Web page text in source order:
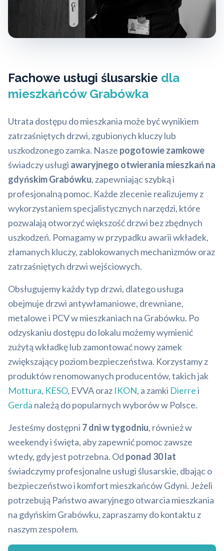
Fachowe usługi ślusarskie dla
mieszkańców Grabówka
Utrata dostępu do mieszkania może być wynikiem
zatrzaśniętych drzwi, zgubionych kluczy lub
uszkodzonego zamka. Nasze pogotowie zamkowe
świadczy usługi awaryjnego otwierania mieszkań na
gdyńskim Grabówku, zapewniając szybką i
profesjonalną pomoc. Każde zlecenie realizujemy z
wykorzystaniem specjalistycznych narzędzi, które
pozwalają otworzyć większość drzwi bez zbędnych
uszkodzeń. Pomagamy w przypadku awarii wkładek,
złamanych kluczy, zablokowanych mechanizmów oraz
zatrzaśniętych drzwi wejściowych.
Obsługujemy każdy typ drzwi, dlatego usługa
obejmuje drzwi antywłamaniowe, drewniane,
metalowe i PCV w mieszkaniach na Grabówku. Po
odzyskaniu dostępu do lokalu możemy wymienić
zużytą wkładkę lub zamontować nowy zamek
zwiększający poziom bezpieczeństwa. Korzystamy z
produktów renomowanych producentów, takich jak
Mottura, KESO, EVVA oraz IKON, a zamki Dierrei
Gerda należą do popularnych wyborów w Polsce.
Jesteśmy dostępni 7 dni w tygodniu, również w
weekendy i święta, aby zapewnić pomoc zawsze
wtedy, gdy jest potrzebna. Od ponad 30 lat
świadczymy profesjonalne usługi ślusarskie, dbając o
bezpieczeństwo i komfort mieszkańców Gdyni. Jeżeli
potrzebują Państwo awaryjnego otwarcia mieszkania
na gdyńskim Grabówku, zapraszamy do kontaktu z
naszym zespołem.